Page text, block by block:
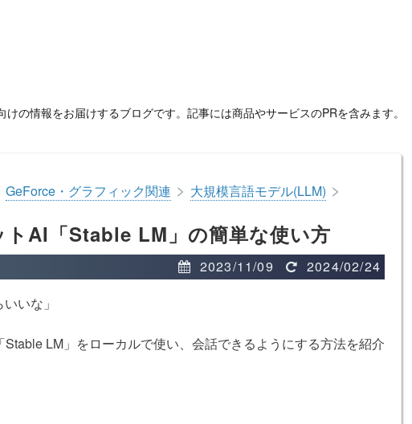
けの情報をお届けするブログです。記事には商品やサービスのPRを含みます。
GeForce・グラフィック関連 > 大規模言語モデル(LLM) >
トAI「Stable LM」の簡単な使い方
2023/11/09
2024/02/24
いな」
LM」をローカルで使い、会話できるようにする方法を紹介